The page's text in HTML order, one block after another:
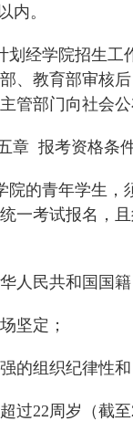
内。
划经学院招生工
、教育部审核
管部门向社会公
章 报考资格条
院的青年学生，
一考试报名，
人民共和国国籍
坚定；
的组织纪律性和
过22周岁（截至